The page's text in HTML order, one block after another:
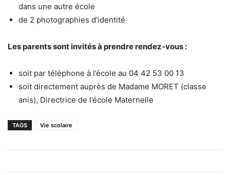
dans une autre école
de 2 photographies d’identité
Les parents sont invités à prendre rendez-vous :
soit par téléphone à l’école au 04 42 53 00 13
soit directement auprès de Madame MORET (classe
anis), Directrice de l’école Maternelle
TAGS Vie scolaire